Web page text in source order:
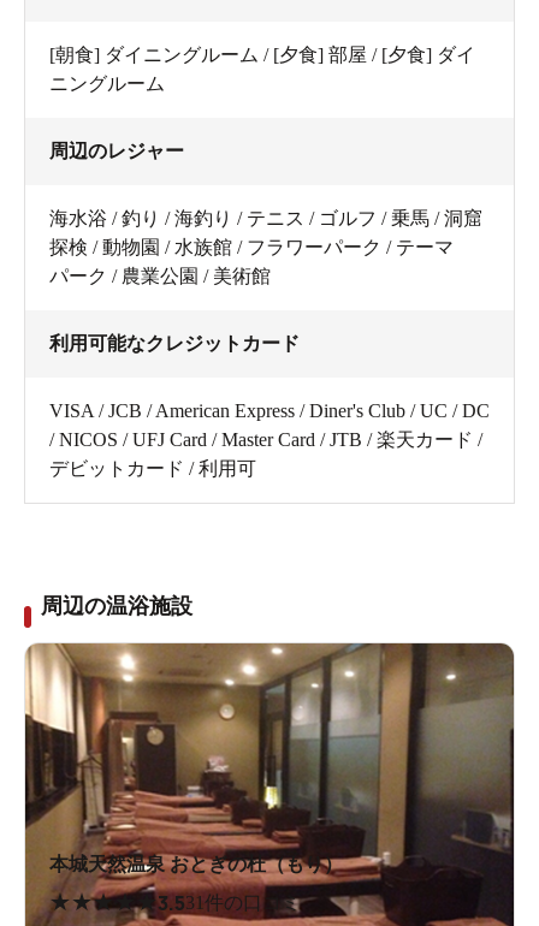
[朝食] ダイニングルーム / [夕食] 部屋 / [夕食] ダイ
ニングルーム
周辺のレジャー
海水浴 / 釣り / 海釣り / テニス / ゴルフ / 乗馬 / 洞窟
探検 / 動物園 / 水族館 / フラワーパーク / テーマ
パーク / 農業公園 / 美術館
利用可能なクレジットカード
VISA / JCB / American Express / Diner's Club / UC / DC
/ NICOS / UFJ Card / Master Card / JTB / 楽天カード /
デビットカード / 利用可
周辺の温浴施設
本城天然温泉 おとぎの杜（もり）
★★★★★3.531件の口コミ